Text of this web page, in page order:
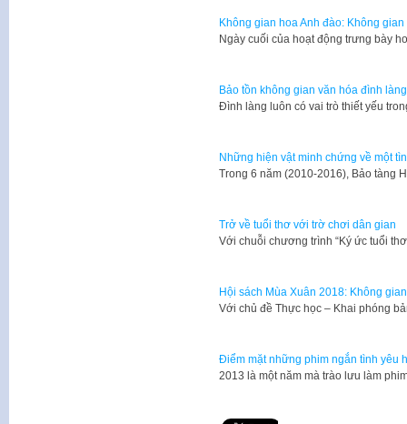
Không gian hoa Anh đào: Không
Ngày cuối của hoạt động trưng bày
Bảo tồn không gian văn hóa đình làng
​Đình làng luôn có vai trò thiết yếu
Những hiện vật minh chứng về một
Trong 6 năm (2010-2016), Bảo tàng
Trở về tuổi thơ với trờ chơi dân gian
Với chuỗi chương trình “Ký ức tuổi
Hội sách Mùa Xuân 2018: Không
Với chủ đề Thực học – Khai phóng
Điểm mặt những phim ngắn tình yêu
​2013 là một năm mà trào lưu làm